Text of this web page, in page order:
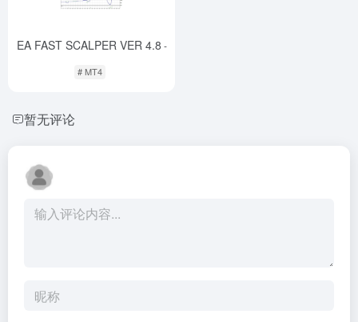
EA FAST SCALPER VER 4.8 -
# MT4
暂无评论